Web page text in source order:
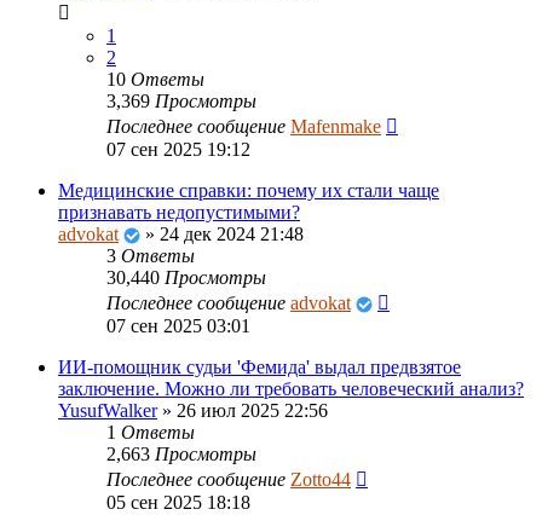
1
2
10 Ответы
3,369 Просмотры
Последнее сообщение Mafenmake
07 сен 2025 19:12
Медицинские справки: почему их стали чаще
признавать недопустимыми?
advokat
» 24 дек 2024 21:48
3 Ответы
30,440 Просмотры
Последнее сообщение advokat
07 сен 2025 03:01
ИИ-помощник судьи 'Фемида' выдал предвзятое
заключение. Можно ли требовать человеческий анализ?
YusufWalker» 26 июл 2025 22:56
1 Ответы
2,663 Просмотры
Последнее сообщение Zotto44
05 сен 2025 18:18